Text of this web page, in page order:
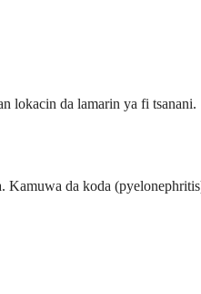
lokacin da lamarin ya fi tsanani.
da koda